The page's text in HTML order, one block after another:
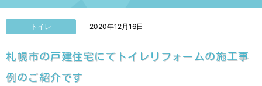
タ
トイレ 2020年12月16日
札幌市の戸建住宅にてトイレリフォームの施工事
例のご紹介です